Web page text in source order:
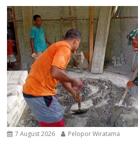
7 August 2026 Pelopor Wiratama